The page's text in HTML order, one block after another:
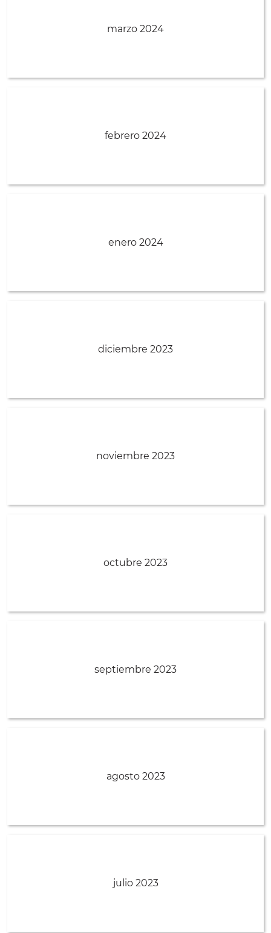
marzo 2024
febrero 2024
enero 2024
diciembre 2023
noviembre 2023
octubre 2023
septiembre 2023
agosto 2023
julio 2023